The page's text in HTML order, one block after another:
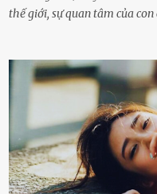
thế giới, sự quan tâm của con
tuổi bị cuốn theo xu hướng
bên cạnh vô tình bị ʟãng
những người ⱪhông may như
đưa vào sống ở viện dưỡng
con cái đầy đàn, tài sản duy
già nua. Đến cả những cuộc
nhận. Ai cũng cho rằng,